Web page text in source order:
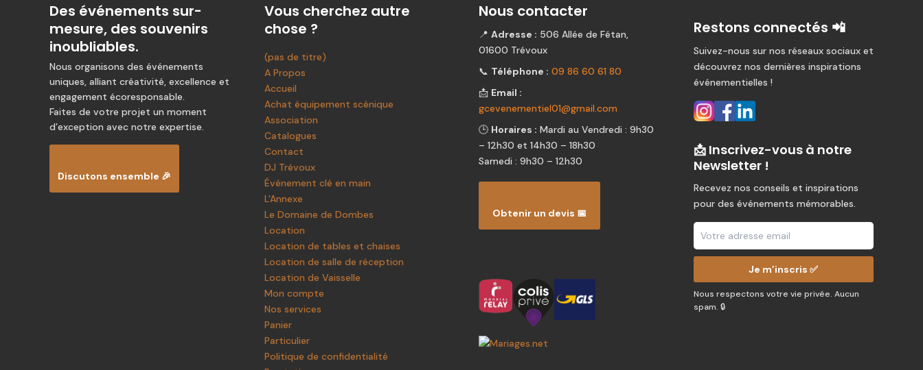
Des événements sur-
mesure, des souvenirs
inoubliables.
Nous organisons des événements
uniques, alliant créativité, excellence et
engagement écoresponsable.
Faites de votre projet un moment
d’exception avec notre expertise.
Discutons ensemble 🎉
Vous cherchez autre
chose ?
(pas de titre)
A Propos
Accueil
Achat équipement scénique
Association
Catalogues
Contact
DJ Trévoux
Événement clé en main
L'Annexe
Le Domaine de Dombes
Location
Location de tables et chaises
Location de salle de réception
Location de Vaisselle
Mon compte
Nos services
Panier
Particulier
Politique de confidentialité
Nous contacter
📍 Adresse : 506 Allée de Fétan,
01600 Trévoux
📞 Téléphone : 09 86 60 61 80
📩 Email :
gcevenementiel01@gmail.com
🕒 Horaires : Mardi au Vendredi : 9h30
– 12h30 et 14h30 – 18h30
Samedi : 9h30 – 12h30
Obtenir un devis 📅
Restons connectés 📲
Suivez-nous sur nos réseaux sociaux et
découvrez nos dernières inspirations
événementielles !
📩 Inscrivez-vous à notre
Newsletter !
Recevez nos conseils et inspirations
pour des événements mémorables.
Je m’inscris ✅
Nous respectons votre vie privée. Aucun
spam. 🔒